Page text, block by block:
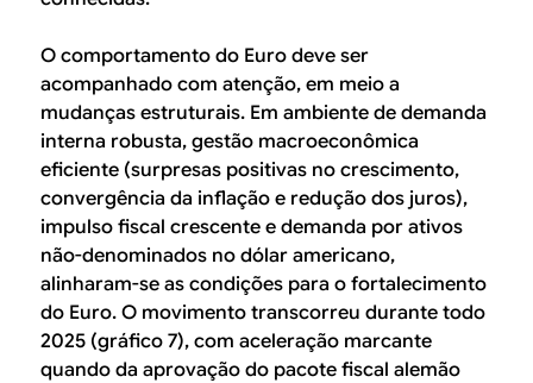
O comportamento do Euro deve ser
acompanhado com atenção, em meio a
mudanças estruturais. Em ambiente de demanda
interna robusta, gestão macroeconômica
eficiente (surpresas positivas no crescimento,
convergência da inflação e redução dos juros),
impulso fiscal crescente e demanda por ativos
não-denominados no dólar americano,
alinharam-se as condições para o fortalecimento
do Euro. O movimento transcorreu durante todo
2025 (gráfico 7), com aceleração marcante
quando da aprovação do pacote fiscal alemão